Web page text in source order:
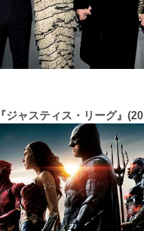
『ジャスティス・リーグ』